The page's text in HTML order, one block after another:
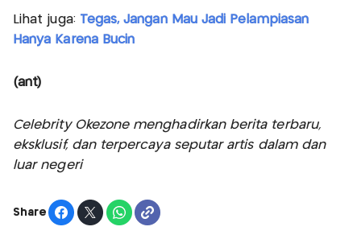
Lihat juga: Tegas, Jangan Mau Jadi Pelampiasan
Hanya Karena Bucin
(ant)
Celebrity Okezone menghadirkan berita terbaru,
eksklusif, dan terpercaya seputar artis dalam dan
luar negeri
Share